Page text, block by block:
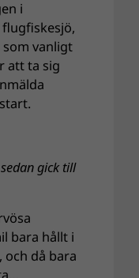
i
vanligt
att ta sig
gick till
bara hållt i
då bara